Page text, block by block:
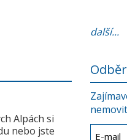
další...
Alpách si
nebo jste